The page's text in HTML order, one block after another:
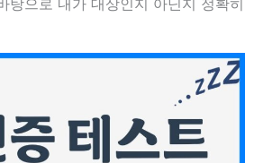
탕으로 내가 대상인지 아닌지 정확히